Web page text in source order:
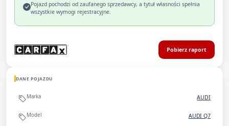
Pojazd pochodzi od zaufanego sprzedawcy, a tytuł własności spełnia
wszystkie wymogi rejestracyjne.
Pobierz raport
DANE POJAZDU
Marka AUDI
Model AUDI Q7